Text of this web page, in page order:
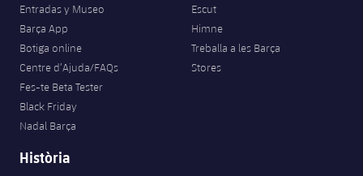
Entradas y Museo
Barça App
Botiga online
Centre d’Ajuda/FAQs
Fes-te Beta Tester
Black Friday
Nadal Barça
Escut
Himne
Treballa a les Barça
Stores
Història